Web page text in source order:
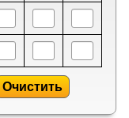
Очистить